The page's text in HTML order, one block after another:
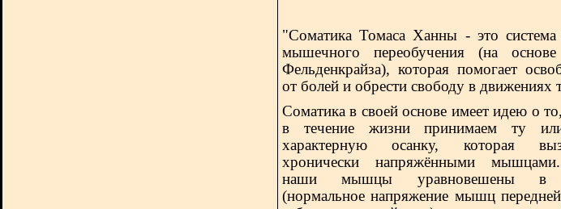
"Соматика Томаса Ханны - это системa
мышечного переобучения (на
Фельденкрайза), которая помогает
от болей и обрести свободу в движениях
Соматика в своей основе имеет идею о
в течение жизни принимаем ту
характерную осанку, которая
хронически напряжёнными
наши мышцы уравновешены в
(нормальное напряжение мышц